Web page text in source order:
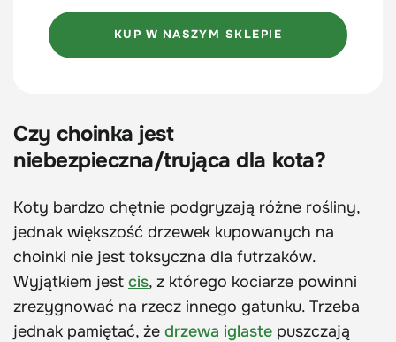
KUP W NASZYM SKLEPIE
Czy choinka jest
niebezpieczna/trująca dla kota?
Koty bardzo chętnie podgryzają różne rośliny,
jednak większość drzewek kupowanych na
choinki nie jest toksyczna dla futrzaków.
Wyjątkiem jest cis, z którego kociarze powinni
zrezygnować na rzecz innego gatunku. Trzeba
jednak pamiętać, że drzewa iglaste puszczają